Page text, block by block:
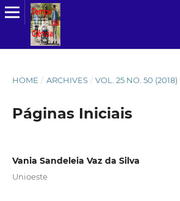
HOME / ARCHIVES / VOL. 25 NO. 50 (2018)
Páginas Iniciais
Vania Sandeleia Vaz da Silva
Unioeste